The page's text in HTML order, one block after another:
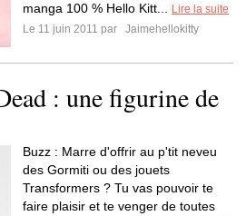
manga 100 % Hello Kitt...
Lire la suite
Le 11 juin 2011 par
Jaimehellokitty
: une figurine de
Buzz : Marre d'offrir au p'tit neveu
des Gormiti ou des jouets
Transformers ? Tu vas pouvoir te
faire plaisir et te venger de toutes